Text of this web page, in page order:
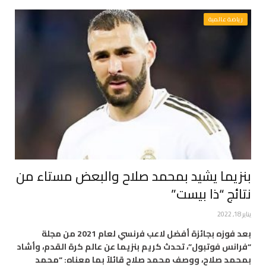
رياضة عالمية
بنزيما يشيد بمحمد صلاح والبعض مستاء من
نتائج “ذا بيست”
يناير 18, 2022
بعد فوزه بجائزة أفضل لاعب فرنسي لعام 2021 من مجلة
“فرانس فوتبول”، تحدث كريم بنزيما عن عالم كرة القدم، وأشاد
بمحمد صلاح، ووصف محمد صلاح قائلاً بما معناه: “محمد